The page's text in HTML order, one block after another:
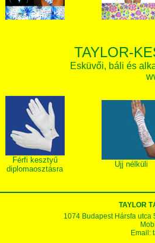
TAYLOR-
Esküvői, báli és
Férfi kesztyű
diplomaosztásra
Ujj nélküli
TAYLOR
1074 Budapest Hársfa utca
Email: